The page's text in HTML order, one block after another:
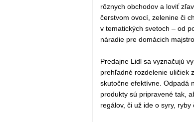
rôznych obchodov a loviť
čerstvom ovocí, zelenine či
v tematických svetoch – od
náradie pre domácich
Predajne Lidl sa vyznačujú
prehľadné rozdelenie uličiek
skutočne efektívne. Odpadá
produkty sú pripravené tak,
regálov, či už ide o syry, ryby